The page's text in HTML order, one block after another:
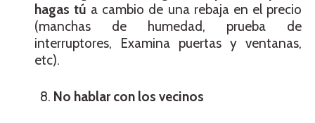
hagas tú a cambio de una rebaja en el precio
(manchas de humedad, prueba de
interruptores, Examina puertas y ventanas,
etc).
No hablar con los vecinos